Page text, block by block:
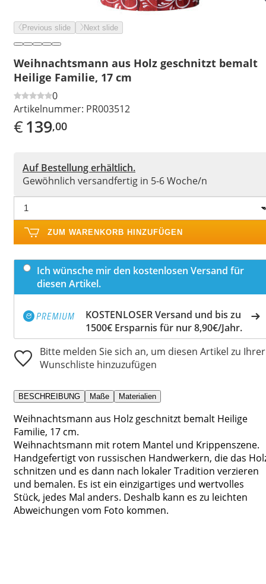
Previous slide Next slide
Weihnachtsmann aus Holz geschnitzt bemalt
Heilige Familie, 17 cm
0
Artikelnummer: PR003512
€139,00
Auf Bestellung erhältlich.
Gewöhnlich versandfertig in 5-6 Woche/n
ZUM WARENKORB HINZUFÜGEN
Ich wünsche mir den kostenlosen Versand für
diesen Artikel.
KOSTENLOSER Versand und bis zu
1500€ Ersparnis für nur 8,90€/Jahr.
Bitte melden Sie sich an, um diesen Artikel zu Ihrer
Wunschliste hinzuzufügen
BESCHREIBUNG Maße Materialien
Weihnachtsmann aus Holz geschnitzt bemalt Heilige
Familie, 17 cm.
Weihnachtsmann mit rotem Mantel und Krippenszene.
Handgefertigt von russischen Handwerkern, die das
schnitzen und es dann nach lokaler Tradition verzieren
und bemalen. Es ist ein einzigartiges und wertvolles
Stück, jedes Mal anders. Deshalb kann es zu leichten
Abweichungen vom Foto kommen.